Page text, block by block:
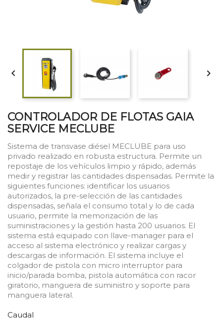
 
CONTROLADOR DE FLOTAS GAIA
SERVICE MECLUBE
Sistema de transvase diésel MECLUBE para uso
privado realizado en robusta estructura. Permite un
repostaje de los vehículos limpio y rápido, además
medir y registrar las cantidades dispensadas. Permite la
siguientes funciones: identificar los usuarios
autorizados, la pre-selección de las cantidades
dispensadas, señala el consumo total y lo de cada
usuario, permite la memorización de las
suministraciones y la gestión hasta 200 usuarios. El
sistema está equipado con llave-manager para el
acceso al sistema electrónico y realizar cargas y
descargas de información. El sistema incluye el
colgador de pistola con micro interruptor para
inicio/parada bomba, pistola automática con racor
giratorio, manguera de suministro y soporte para
manguera lateral.
Caudal